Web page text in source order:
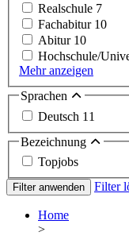
Realschule 7
Fachabitur 10
Abitur 10
Hochschule/
Mehr anzeigen
Sprachen
Deutsch 11
Bezeichnung
Topjobs
Filter anwenden Filter
Home
>